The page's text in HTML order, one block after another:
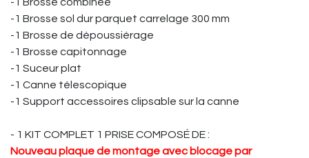
-1 Brosse combinée
-1 Brosse sol dur parquet carrelage 300 mm
-1 Brosse de dépoussiérage
-1 Brosse capitonnage
-1 Suceur plat
-1 Canne télescopique
-1 Support accessoires clipsable sur la canne
- 1 KIT COMPLET 1 PRISE COMPOSÉ DE :
Nouveau plaque de montage avec blocage par